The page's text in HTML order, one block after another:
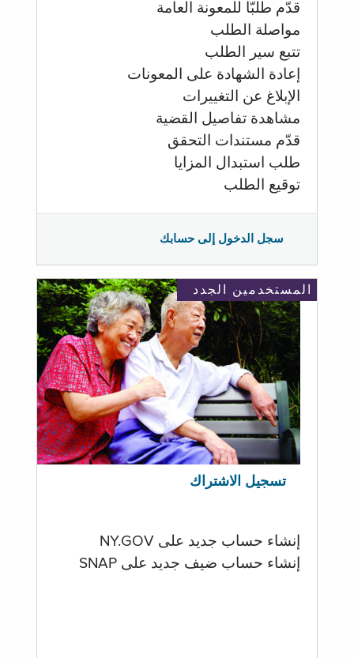
قدّم طلبّا للمعونة العامة
مواصلة الطلب
تتبع سير الطلب
إعادة الشهادة على المعونات
الإبلاغ عن التغييرات
مشاهدة تفاصيل القضية
قدّم مستندات التحقق
طلب استبدال المزايا
توقيع الطلب
سجل الدخول إلى حسابك
المستخدمين الجدد
تسجيل الاشتراك
إنشاء حساب جديد على NY.GOV
إنشاء حساب ضيف جديد على SNAP